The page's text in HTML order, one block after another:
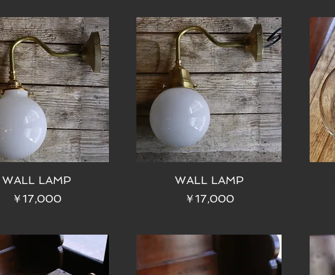
WALL LAMP
価格
￥17,000
WALL LAMP
価格
￥17,000